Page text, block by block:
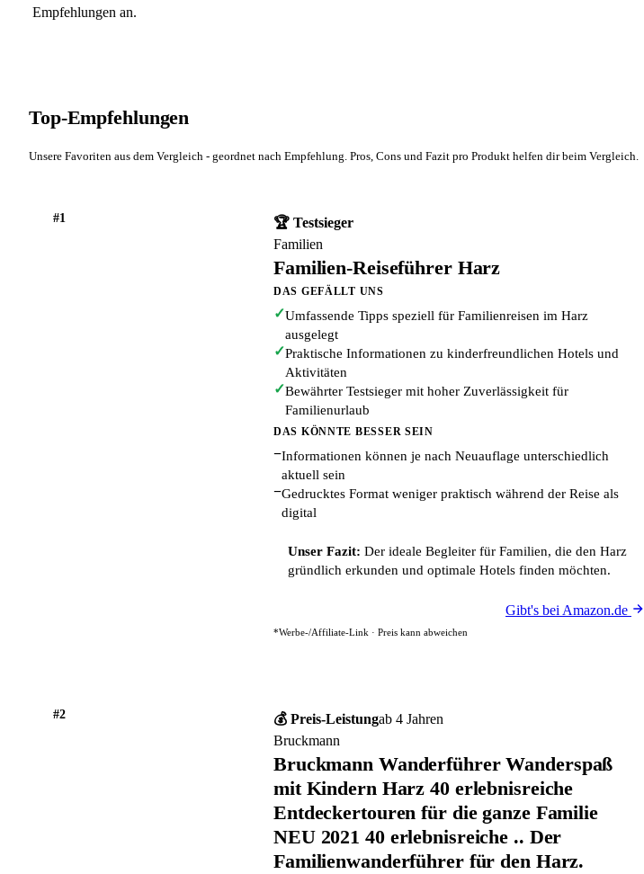
Empfehlungen an.
Top-Empfehlungen
Unsere Favoriten aus dem Vergleich - geordnet nach Empfehlung. Pros, Cons und Fazit pro Produkt helfen dir beim Vergleich.
#1
🏆 Testsieger
Familien
Familien-Reiseführer Harz
DAS GEFÄLLT UNS
✓Umfassende Tipps speziell für Familienreisen im Harz
ausgelegt
✓Praktische Informationen zu kinderfreundlichen Hotels und
Aktivitäten
✓Bewährter Testsieger mit hoher Zuverlässigkeit für
Familienurlaub
DAS KÖNNTE BESSER SEIN
−Informationen können je nach Neuauflage unterschiedlich
aktuell sein
−Gedrucktes Format weniger praktisch während der Reise als
digital
Unser Fazit: Der ideale Begleiter für Familien, die den Harz
gründlich erkunden und optimale Hotels finden möchten.
Gibt's bei Amazon.de
*Werbe-/Affiliate-Link · Preis kann abweichen
#2 💰 Preis-Leistungab 4 Jahren
Bruckmann
Bruckmann Wanderführer Wanderspaß
mit Kindern Harz 40 erlebnisreiche
Entdeckertouren für die ganze Familie
NEU 2021 40 erlebnisreiche .. Der
Familienwanderführer für den Harz.